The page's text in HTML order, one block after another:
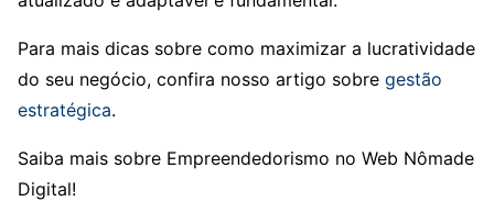
Para mais dicas sobre como maximizar a lucratividade
do seu negócio, confira nosso artigo sobre gestão
estratégica.
Saiba mais sobre Empreendedorismo no Web Nômade
Digital!